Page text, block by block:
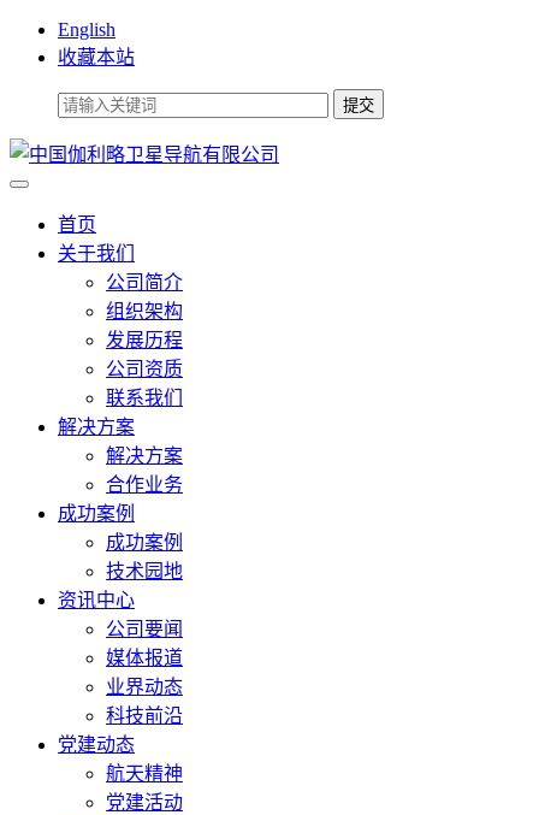
English
收藏本站
首页
关于我们
公司简介
组织架构
发展历程
公司资质
联系我们
解决方案
解决方案
合作业务
成功案例
成功案例
技术园地
资讯中心
公司要闻
媒体报道
业界动态
科技前沿
党建动态
航天精神
党建活动